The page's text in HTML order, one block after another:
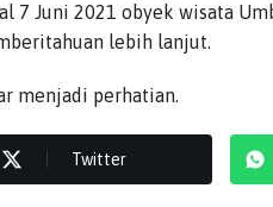
7 Juni 2021 obyek wisata
lebih lanjut.
menjadi perhatian.
Twitter